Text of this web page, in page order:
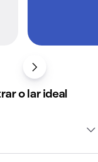
o lar ideal